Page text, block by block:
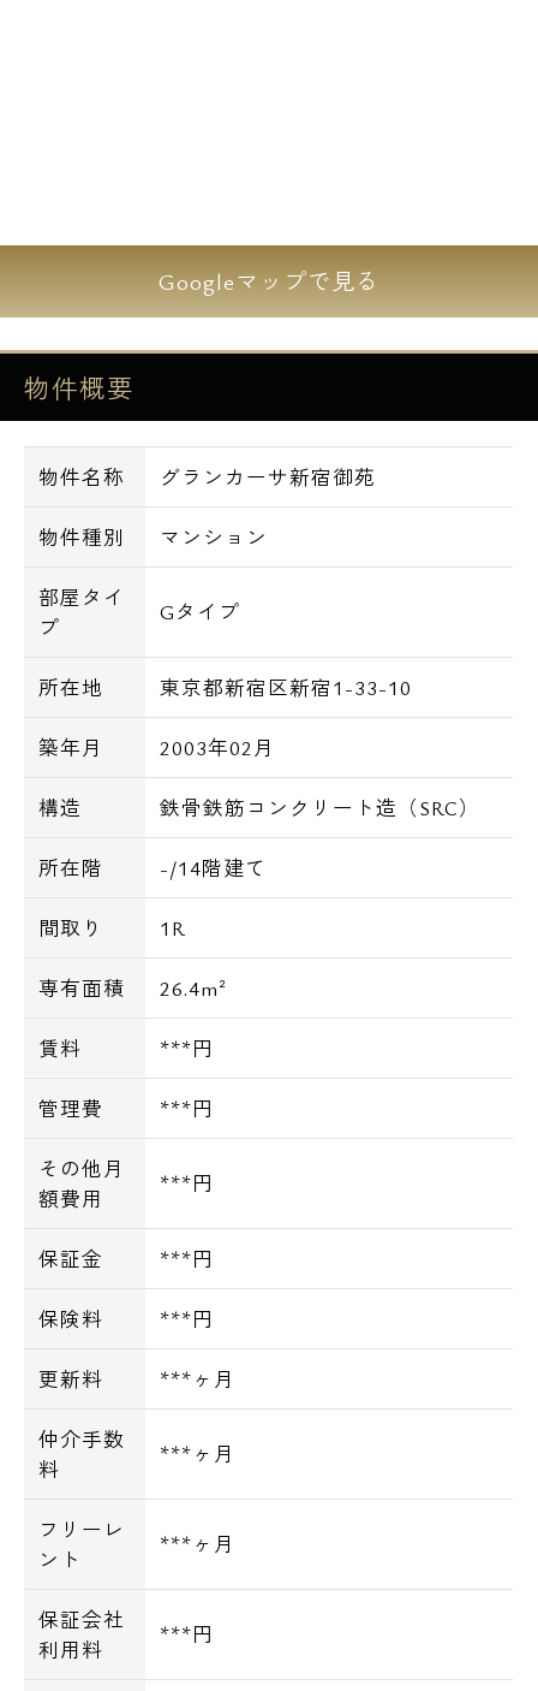
Googleマップで見る
物件概要
物件名称 グランカーサ新宿御苑
物件種別 マンション
部屋タイ
プ
Gタイプ
所在地 東京都新宿区新宿1-33-10
築年月 2003年02月
構造 鉄骨鉄筋コンクリート造（SRC）
所在階 -/14階建て
間取り 1R
専有面積 26.4m²
賃料 ***円
管理費 ***円
その他月
額費用
***円
保証金 ***円
保険料 ***円
更新料 ***ヶ月
仲介手数
料
***ヶ月
フリーレ
ント
***ヶ月
保証会社
利用料
***円